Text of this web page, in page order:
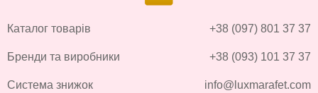
Каталог товарів
Бренди та виробники
Система знижок
+38 (097) 801 37 37
+38 (093) 101 37 37
info@luxmarafet.com